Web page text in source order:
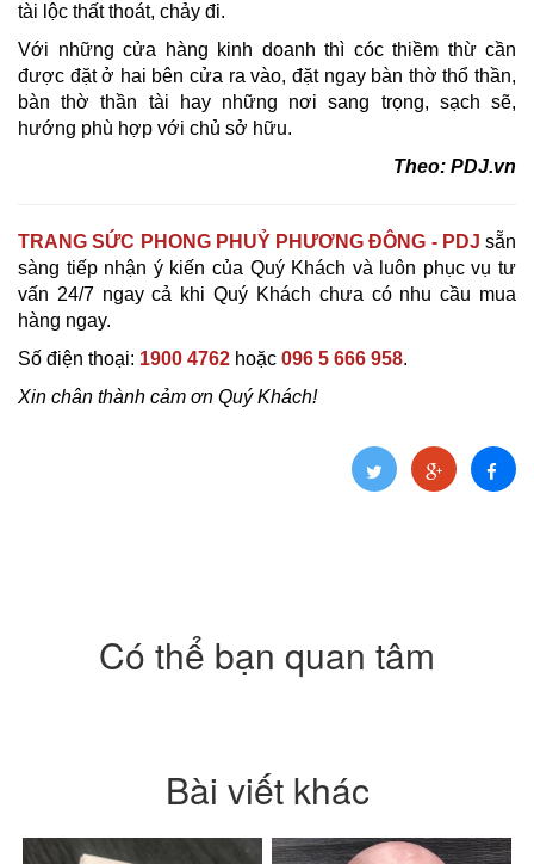
tài lộc thất thoát, chảy đi.
Với những cửa hàng kinh doanh thì cóc thiềm thừ cần
được đặt ở hai bên cửa ra vào, đặt ngay bàn thờ thổ thần,
bàn thờ thần tài hay những nơi sang trọng, sạch sẽ,
hướng phù hợp với chủ sở hữu.
Theo: PDJ.vn
TRANG SỨC PHONG PHUỶ PHƯƠNG ĐÔNG - PDJ sẵn
sàng tiếp nhận ý kiến của Quý Khách và luôn phục vụ tư
vấn 24/7 ngay cả khi Quý Khách chưa có nhu cầu mua
hàng ngay.
Số điện thoại: 1900 4762 hoặc 096 5 666 958.
Xin chân thành cảm ơn Quý Khách!
Có thể bạn quan tâm
Bài viết khác